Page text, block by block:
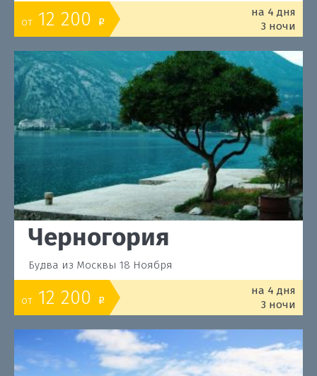
от 12 200 o
на 4 дня
3 ночи
Черногория
Будва из Москвы 18 Ноября
от 12 200 o
на 4 дня
3 ночи